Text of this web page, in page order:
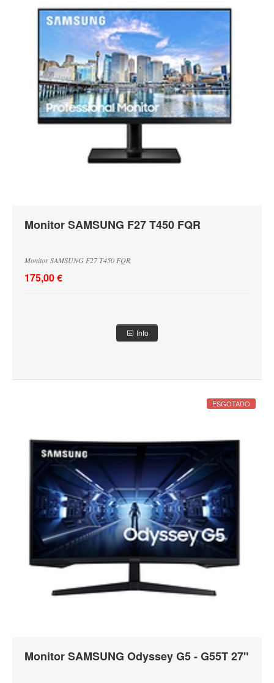
Monitor SAMSUNG F27 T450 FQR
Monitor SAMSUNG F27 T450 FQR
175,00 €
Info
ESGOTADO
Monitor SAMSUNG Odyssey G5 - G55T 27"